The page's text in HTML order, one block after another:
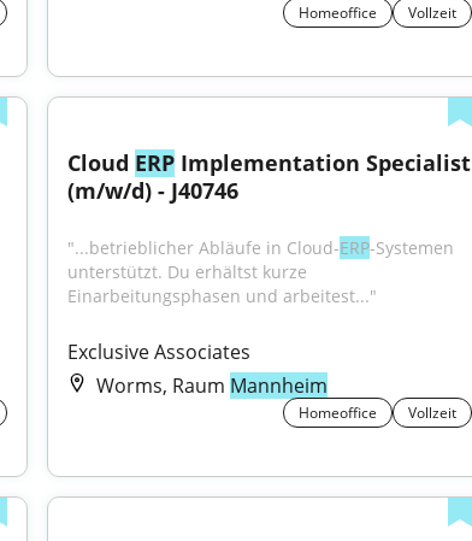
Homeoffice Vollzeit
Cloud ERP Implementation Specialist
(m/w/d) - J40746
"...betrieblicher Abläufe in Cloud-ERP-Systemen
unterstützt. Du erhältst kurze
Einarbeitungsphasen und arbeitest..."
Exclusive Associates
Worms, Raum Mannheim
Homeoffice Vollzeit